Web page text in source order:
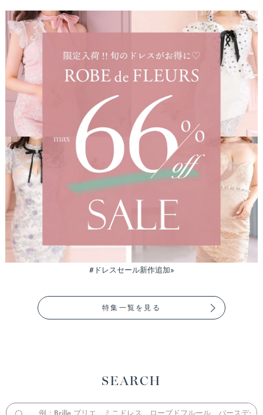
#ドレスセール新作追加»
特集一覧を見る
SEARCH